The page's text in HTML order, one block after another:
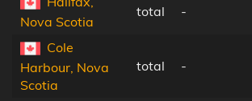
Nova Scotia
total -
Cole
Harbour, Nova
Scotia
total -